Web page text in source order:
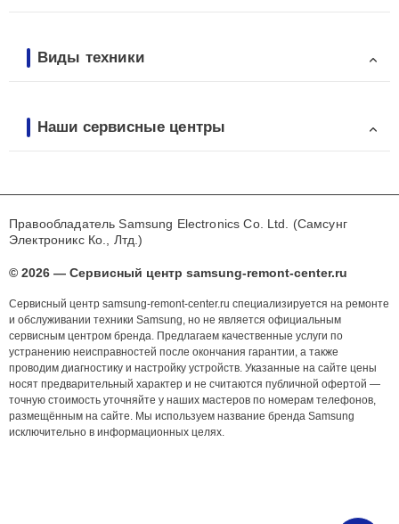
Виды техники
Наши сервисные центры
Правообладатель Samsung Electronics Co. Ltd. (Самсунг
Электроникс Ко., Лтд.)
© 2026 — Сервисный центр samsung-remont-center.ru
Сервисный центр samsung-remont-center.ru специализируется на ремонте
и обслуживании техники Samsung, но не является официальным
сервисным центром бренда. Предлагаем качественные услуги по
устранению неисправностей после окончания гарантии, а также
проводим диагностику и настройку устройств. Указанные на сайте цены
носят предварительный характер и не считаются публичной офертой —
точную стоимость уточняйте у наших мастеров по номерам телефонов,
размещённым на сайте. Мы используем название бренда Samsung
исключительно в информационных целях.